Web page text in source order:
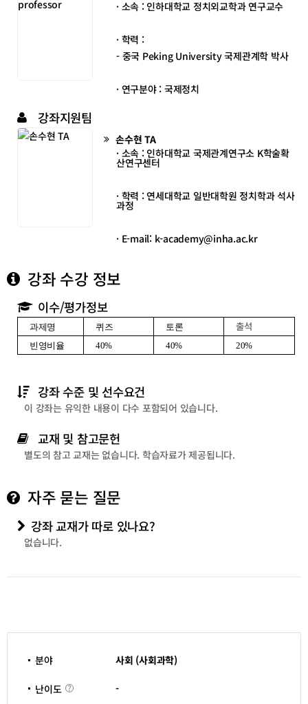
· 소속 : 인하대학교 정치외교학과 연구교수
· 학력 :
- 중국 Peking University 국제관계학 박사
· 연구분야 : 국제정치
강좌지원팀
손수현 TA
· 소속 : 인하대학교 국제관계연구소 K학술확
산연구센터
· 학력 :연세대학교 일반대학원 정치학과 석사
과정
· E-mail: k-academy@inha.ac.kr
강좌 수강 정보
이수/평가정보
과제명 퀴즈 토론 출석
빈영비율 40% 40% 20%
강좌 수준 및 선수요건
이 강좌는 유익한 내용이 다수 포함되어 있습니다.
교재 및 참고문헌
별도의 참고 교재는 없습니다. 학습자료가 제공됩니다.
자주 묻는 질문
강좌 교재가 따로 있나요?
없습니다.
분야 사회 (사회과학)
난이도 난
이
-